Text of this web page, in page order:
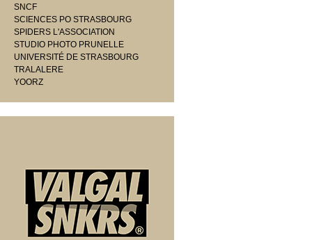
SNCF
SCIENCES PO STRASBOURG
SPIDERS L'ASSOCIATION
STUDIO PHOTO PRUNELLE
UNIVERSITÉ DE STRASBOURG
TRALALERE
YOORZ